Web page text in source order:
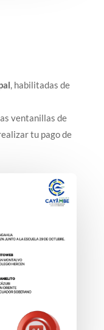
, habilitadas de
ventanillas de
tu pago de